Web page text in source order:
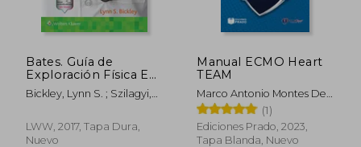
Bates. Guía de
Exploración Física E
Historia Clínica
Bickley, Lynn S. ; Szilagyi,
M.
LWW, 2017, Tapa Dura,
Nuevo
Manual ECMO Heart
TEAM
Marco Antonio Montes De
Oca Sandoval(1)
Ediciones Prado, 2023,
Tapa Blanda, Nuevo